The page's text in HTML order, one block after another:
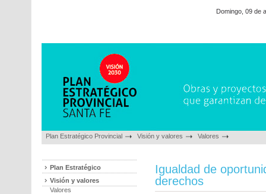
Domingo, 09 de
Plan Estratégico Provincial Visión y valores Valores
Plan Estratégico
Visión y valores
Valores
Igualdad de
derechos